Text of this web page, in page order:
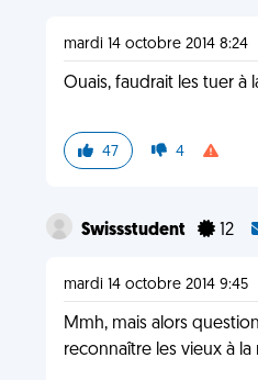
mardi 14 octobre 2014 8:24
Ouais, faudrait les tuer à
47 4
Swissstudent 12
mardi 14 octobre 2014 9:45
Mmh, mais alors
reconnaître les vieux à la